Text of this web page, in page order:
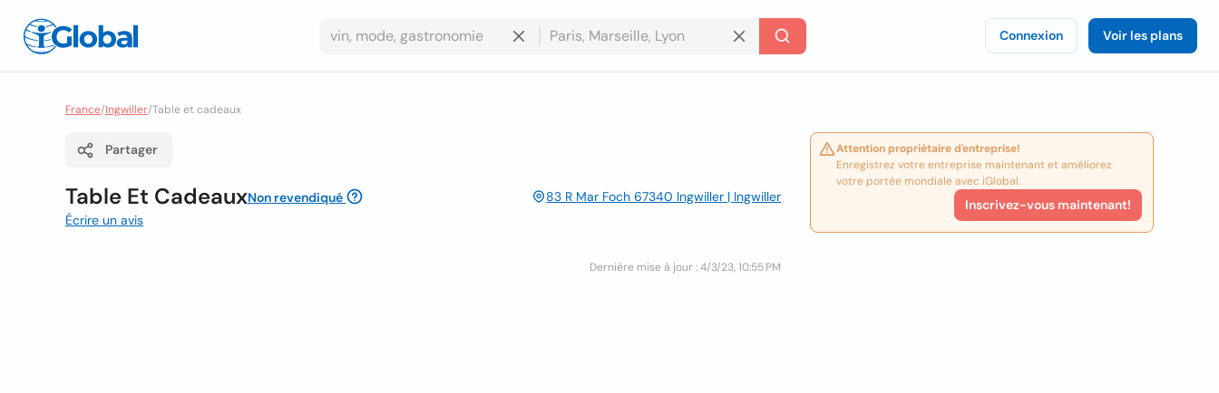
Connexion Voir les plans
France/Ingwiller/Table et cadeaux
Partager
Table Et CadeauxNon revendiqué
83 R Mar Foch 67340 Ingwiller | Ingwiller
Écrire un avis
Dernière mise à jour : 4/3/23, 10:55 PM
Attention propriétaire d'entreprise!
Enregistrez votre entreprise maintenant et améliorez
votre portée mondiale avec iGlobal.
Inscrivez-vous maintenant!